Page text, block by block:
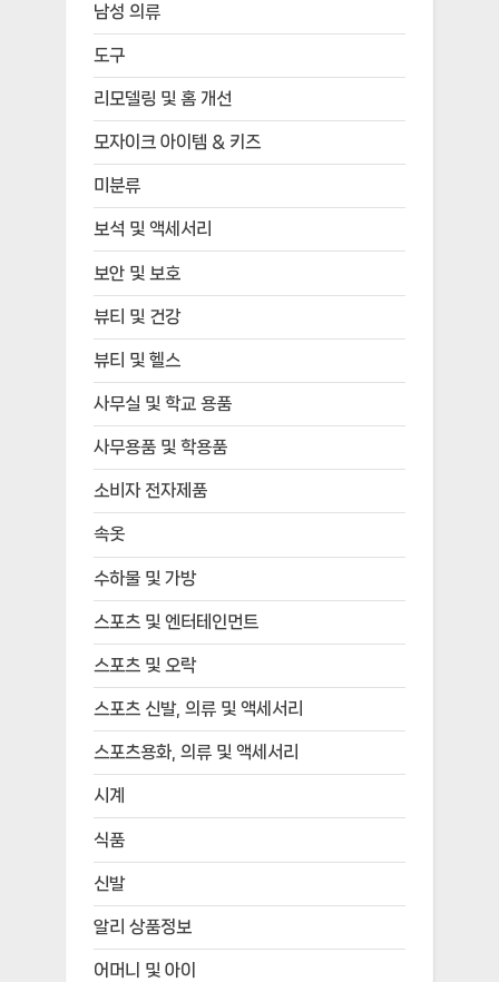
남성 의류
도구
리모델링 및 홈 개선
모자이크 아이템 & 키즈
미분류
보석 및 액세서리
보안 및 보호
뷰티 및 건강
뷰티 및 헬스
사무실 및 학교 용품
사무용품 및 학용품
소비자 전자제품
속옷
수하물 및 가방
스포츠 및 엔터테인먼트
스포츠 및 오락
스포츠 신발, 의류 및 액세서리
스포츠용화, 의류 및 액세서리
시계
식품
신발
알리 상품정보
어머니 및 아이